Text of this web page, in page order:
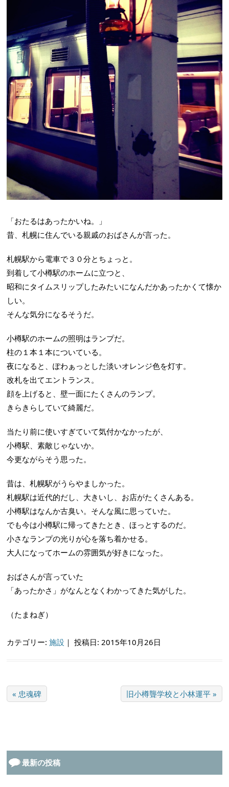
「おたるはあったかいね。」
昔、札幌に住んでいる親戚のおばさんが言った。
札幌駅から電車で３０分とちょっと。
到着して小樽駅のホームに立つと、
昭和にタイムスリップしたみたいになんだかあったかくて懐か
しい。
そんな気分になるそうだ。
小樽駅のホームの照明はランプだ。
柱の１本１本についている。
夜になると、ぽわぁっとした淡いオレンジ色を灯す。
改札を出てエントランス。
顔を上げると、壁一面にたくさんのランプ。
きらきらしていて綺麗だ。
当たり前に使いすぎていて気付かなかったが、
小樽駅、素敵じゃないか。
今更ながらそう思った。
昔は、札幌駅がうらやましかった。
札幌駅は近代的だし、大きいし、お店がたくさんある。
小樽駅はなんか古臭い。そんな風に思っていた。
でも今は小樽駅に帰ってきたとき、ほっとするのだ。
小さなランプの光りが心を落ち着かせる。
大人になってホームの雰囲気が好きになった。
おばさんが言っていた
「あったかさ」がなんとなくわかってきた気がした。
（たまねぎ）
カテゴリー:施設 ｜投稿日: 2015年10月26日
« 忠魂碑 旧小樽聾学校と小林運平 »
最新の投稿